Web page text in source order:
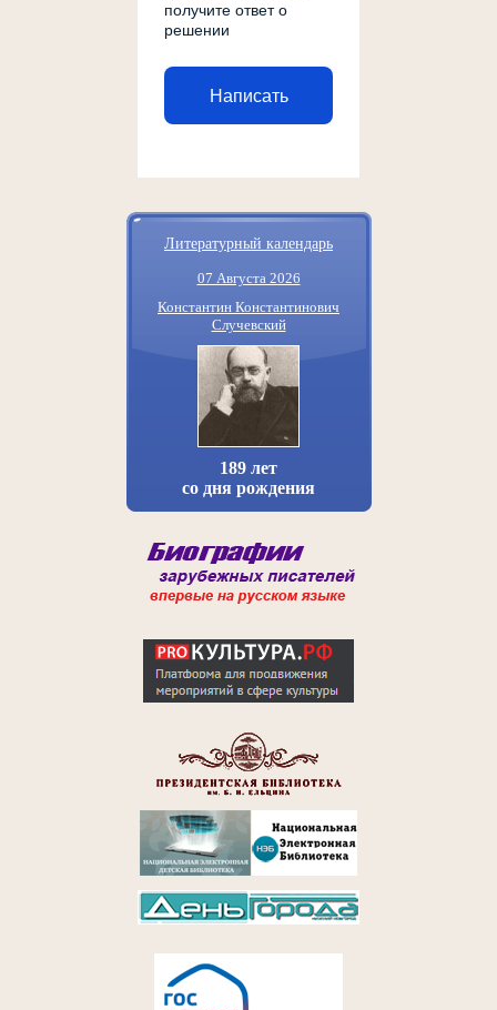
получите ответ о
решении
Написать
Литературный календарь
07 Августа 2026
Константин Константинович
Случевский
189 лет
со дня рождения